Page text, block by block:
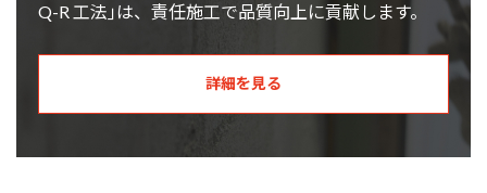
Q-R 工法｣は、責任施工で品質向上に貢献します。
詳細を見る